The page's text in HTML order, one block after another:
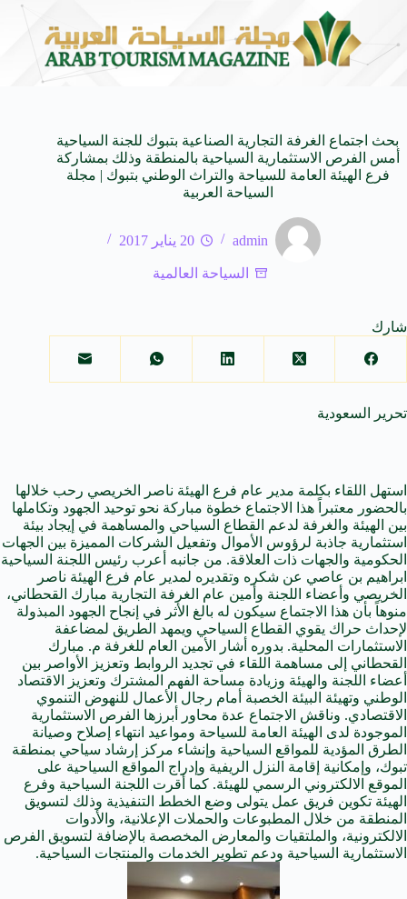
7 أغسطس 2026 مهرجان صيف بريدة يستقطب أكثر من 4 آلاف زائر يوميا ويوفر 500 فرصة
بحث اجتماع الغرفة التجارية الصناعية بتبوك للجنة السياحية
أمس الفرص الاستثمارية السياحية بالمنطقة وذلك بمشاركة
فرع الهيئة العامة للسياحة والتراث الوطني بتبوك | مجلة
السياحة العربية
admin 20 يناير 2017
السياحة العالمية
شارك
تحرير السعودية
استهل اللقاء بكلمة مدير عام فرع الهيئة ناصر الخريصي رحب خلالها
بالحضور معتبراً هذا الاجتماع خطوة مباركة نحو توحيد الجهود وتكاملها
بين الهيئة والغرفة لدعم القطاع السياحي والمساهمة في إيجاد بيئة
استثمارية جاذبة لرؤوس الأموال وتفعيل الشركات المميزة بين الجهات
الحكومية والجهات ذات العلاقة. من جانبه أعرب رئيس اللجنة السياحية
ابراهيم بن عاصي عن شكره وتقديره لمدير عام فرع الهيئة ناصر
الخريصي وأعضاء اللجنة وأمين عام الغرفة التجارية مبارك القحطاني،
منوهاً بأن هذا الاجتماع سيكون له بالغ الأثر في إنجاح الجهود المبذولة
لإحداث حراك يقوي القطاع السياحي ويمهد الطريق لمضاعفة
الاستثمارات المحلية. بدوره أشار الأمين العام للغرفة م. مبارك
القحطاني إلى مساهمة اللقاء في تجديد الروابط وتعزيز الأواصر بين
أعضاء اللجنة والهيئة وزيادة مساحة الفهم المشترك وتعزيز الاقتصاد
الوطني وتهيئة البيئة الخصبة أمام رجال الأعمال للنهوض التنموي
الاقتصادي. وناقش الاجتماع عدة محاور أبرزها الفرص الاستثمارية
الموجودة لدى الهيئة العامة للسياحة ومواعيد انتهاء إصلاح وصيانة
الطرق المؤدية للمواقع السياحية وإنشاء مركز إرشاد سياحي بمنطقة
تبوك، وإمكانية إقامة النزل الريفية وإدراج المواقع السياحية على
الموقع الالكتروني الرسمي للهيئة. كما أقرت اللجنة السياحية وفرع
الهيئة تكوين فريق عمل يتولى وضع الخطط التنفيذية وذلك لتسويق
المنطقة من خلال المطبوعات والحملات الإعلانية، والأدوات
الالكترونية، والملتقيات والمعارض المخصصة بالإضافة لتسويق الفرص
الاستثمارية السياحية ودعم تطوير الخدمات والمنتجات السياحية.